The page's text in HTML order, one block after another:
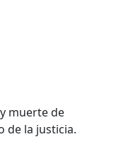
muerte de
de la justicia.